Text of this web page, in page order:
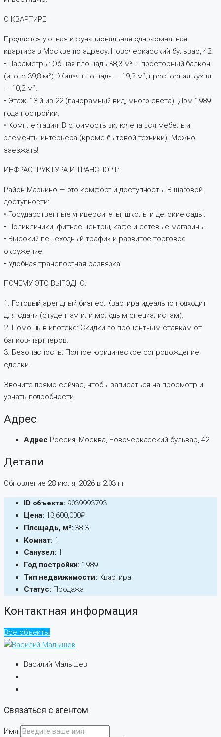
О КВАРТИРЕ:
Продается уютная и функциональная однокомнатная
квартира в Москве по адресу: Новочеркасский бульвар, 42.
• Параметры: Общая площадь 38,3 м² + просторный балкон
(итого 39,8 м²). Жилая площадь — 19,2 м², просторная кухня
— 10,2 м².
• Этаж: 13-й из 22 (панорамный вид, много света). Дом 1989
года постройки.
• Комплектация: В стоимость включена вся мебель и
элементы интерьера (кроме бытовой техники). Можно
заезжать!
ИНФРАСТРУКТУРА И ТРАНСПОРТ:
Район Марьино — это комфорт и доступность. В шаговой
доступности:
• Государственные университеты, школы и детские сады.
• Поликлиники, фитнес-центры, кафе и сетевые магазины.
• Высокий пешеходный трафик и развитое торговое
окружение.
• Удобная транспортная развязка.
ПОЧЕМУ ЭТО ВЫГОДНО:
1. Готовый арендный бизнес: Квартира идеально подходит
для сдачи (студентам или молодым специалистам).
2. Помощь в ипотеке: Скидки по процентным ставкам от
банков-партнеров.
3. Безопасность: Полное юридическое сопровождение
сделки.
Звоните прямо сейчас, чтобы записаться на просмотр и
узнать подробности.
Адрес
Адрес Россия, Москва, Новочеркасский бульвар, 42
Детали
Обновление 28 июля, 2026 в 2:03 пп
ID объекта: 9039993793
Цена: 13,600,000₽
Площадь, м²: 38.3
Комнат: 1
Санузел: 1
Год постройки: 1989
Тип недвижимости: Квартира
Статус: Продажа
Контактная информация
Все объекты
Василий Малышев
Связаться с агентом
Имя